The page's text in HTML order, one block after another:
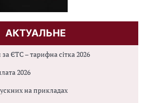
АКТУАЛЬНЕ
за ЄТС – тарифна сітка 2026
2026
на прикладах